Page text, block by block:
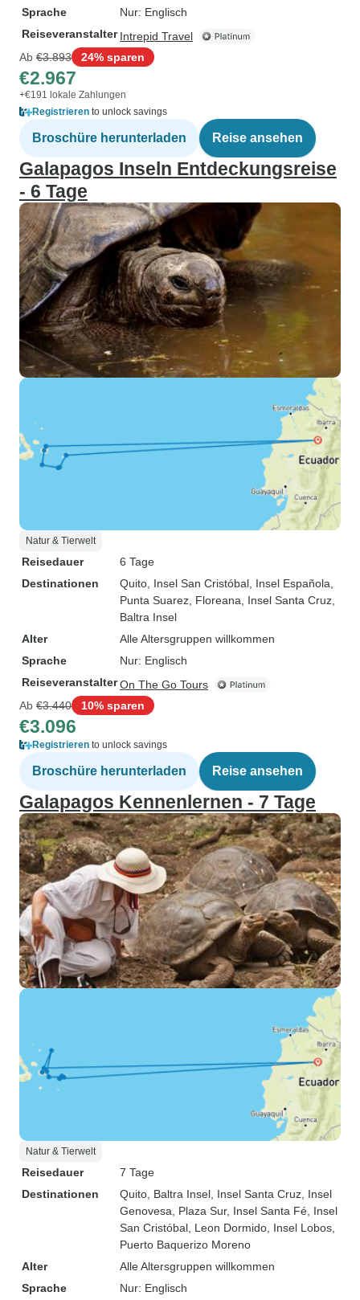
Sprache
Nur: Englisch
Reiseveranstalter Intrepid Travel
Ab €3.893 24% sparen
€2.967
+€191 lokale Zahlungen
Registrieren to unlock savings
Broschüre herunterladen Reise ansehen
Galapagos Inseln Entdeckungsreise
- 6 Tage
Natur & Tierwelt
Reisedauer
6 Tage
Destinationen
Quito , Insel San Cristóbal , Insel Española
Punta Suarez , Floreana , Insel Santa Cruz
Baltra Insel
Alter
Alle Altersgruppen willkommen
Sprache
Nur: Englisch
ReiseveranstalterOn The Go Tours
Ab €3.440 10% sparen
€3.096
Registrieren to unlock savings
Broschüre herunterladen Reise ansehen
Galapagos Kennenlernen - 7 Tage
Natur & Tierwelt
Reisedauer
7 Tage
Destinationen
Quito , Baltra Insel , Insel Santa Cruz , Insel
Genovesa , Plaza Sur, Insel Santa Fé , Insel
San Cristóbal , Leon Dormido , Insel Lobos
Puerto Baquerizo Moreno
Alter
Alle Altersgruppen willkommen
Sprache
Nur: Englisch